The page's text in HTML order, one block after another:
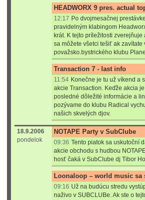
HEADWORX 9 pres. actual
12:17 Po dvojmesačnej
pravidelným klabingom
krát. K tejto príležitosti
sa môžete všetci tešiť ak zavítate
považsko.bystrického klubu
Transaction 7 - last info
11:54 Konečne je tu už víkend a
akcie Transaction. Keďže akcia
posledné dôležité informácie a
pozývame do klubu Radical
našich skvelých djov.
18.9.2006
pondelok
NOTAPE Party v SubClube
09:36 Tento piatok sa uskutoční
akcie obchodu s hudbou
hosť čaká v SubClube dj Tibor
Loonaloop – world music
09:16 Už na budúcu stredu
naživo v SUBCLUBe. Ak ste o